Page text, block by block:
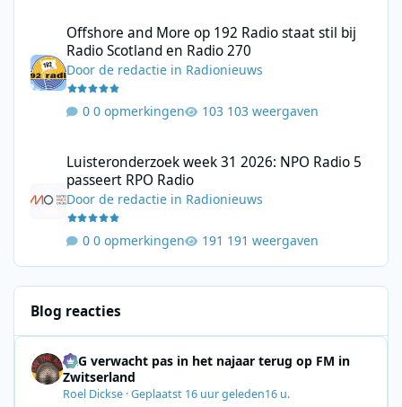
Offshore and More op 192 Radio staat stil bij
Radio Scotland en Radio 270
Doorde redactie in Radionieuws
0 opmerkingen 103 weergaven
Luisteronderzoek week 31 2026: NPO Radio 5
passeert RPO Radio
Doorde redactie in Radionieuws
0 opmerkingen 191 weergaven
Blog reacties
SRG verwacht pas in het najaar terug op FM in
Zwitserland
Roel Dickse ·Geplaatst 16 uur geleden16 u.